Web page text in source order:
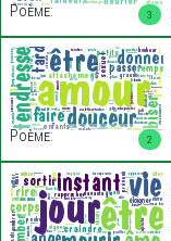
3
Poème:
2
Poème: